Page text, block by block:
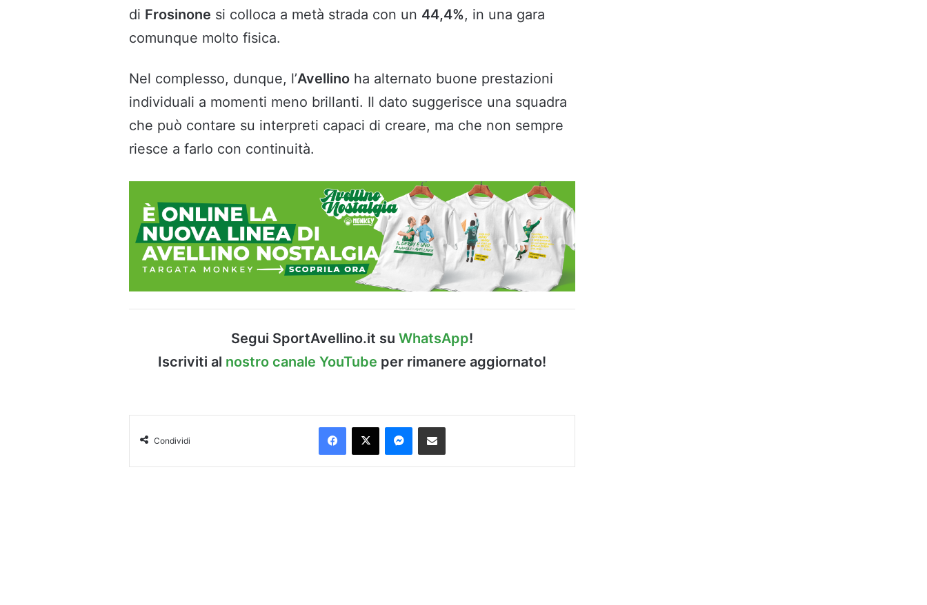
di Frosinone si colloca a metà strada con un 44,4%, in una gara
comunque molto fisica.
Nel complesso, dunque, l’Avellino ha alternato buone prestazioni
individuali a momenti meno brillanti. Il dato suggerisce una squadra
che può contare su interpreti capaci di creare, ma che non sempre
riesce a farlo con continuità.
Segui SportAvellino.it su WhatsApp!
Iscriviti al nostro canale YouTube per rimanere aggiornato!
Condividi
Facebook
X Messenger
Condividi via Email